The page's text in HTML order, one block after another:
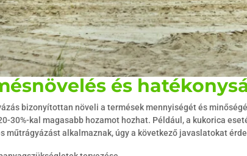
és
bizonyítottan növeli a termések mennyiségét és
30%-kal magasabb hozamot hozhat. Például, a kukorica
műtrágyázást alkalmaznak, úgy a következő javaslatokat